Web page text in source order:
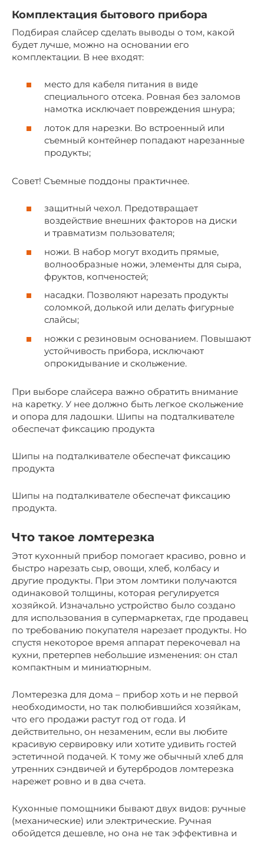
Комплектация бытового прибора
Подбирая слайсер сделать выводы о том, какой
будет лучше, можно на основании его
комплектации. В нее входят:
место для кабеля питания в виде
специального отсека. Ровная без заломов
намотка исключает повреждения шнура;
лоток для нарезки. Во встроенный или
съемный контейнер попадают нарезанные
продукты;
Совет! Съемные поддоны практичнее.
защитный чехол. Предотвращает
воздействие внешних факторов на диски
и травматизм пользователя;
ножи. В набор могут входить прямые,
волнообразные ножи, элементы для сыра,
фруктов, копченостей;
насадки. Позволяют нарезать продукты
соломкой, долькой или делать фигурные
слайсы;
ножки с резиновым основанием. Повышают
устойчивость прибора, исключают
опрокидывание и скольжение.
При выборе слайсера важно обратить внимание
на каретку. У нее должно быть легкое скольжение
и опора для ладошки. Шипы на подталкивателе
обеспечат фиксацию продукта
Шипы на подталкивателе обеспечат фиксацию
продукта
Шипы на подталкивателе обеспечат фиксацию
продукта.
Что такое ломтерезка
Этот кухонный прибор помогает красиво, ровно и
быстро нарезать сыр, овощи, хлеб, колбасу и
другие продукты. При этом ломтики получаются
одинаковой толщины, которая регулируется
хозяйкой. Изначально устройство было создано
для использования в супермаркетах, где продавец
по требованию покупателя нарезает продукты. Но
спустя некоторое время аппарат перекочевал на
кухни, претерпев небольшие изменения: он стал
компактным и миниатюрным.
Ломтерезка для дома – прибор хоть и не первой
необходимости, но так полюбившийся хозяйкам,
что его продажи растут год от года. И
действительно, он незаменим, если вы любите
красивую сервировку или хотите удивить гостей
эстетичной подачей. К тому же обычный хлеб для
утренних сэндвичей и бутербродов ломтерезка
нарежет ровно и в два счета.
Кухонные помощники бывают двух видов: ручные
(механические) или электрические. Ручная
обойдется дешевле, но она не так эффективна и